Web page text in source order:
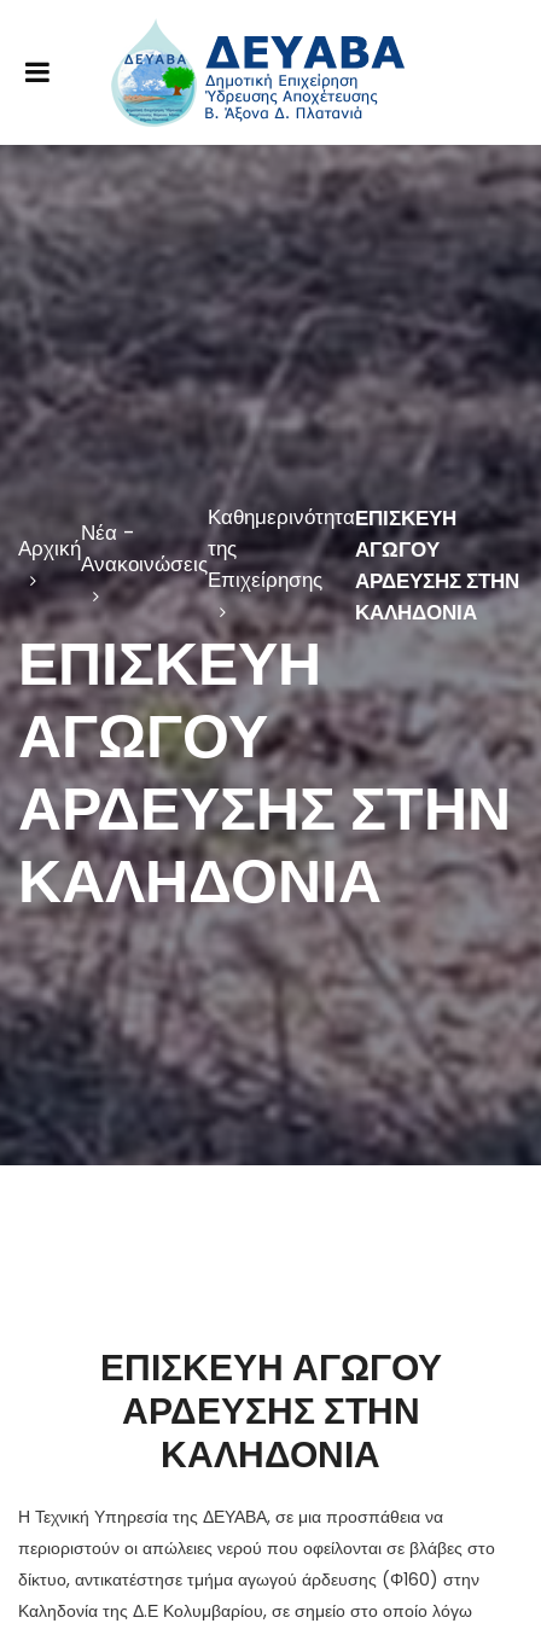
Αρχική
Νέα -
Ανακοινώσεις
Καθημερινότητα
της
Επιχείρησης
ΕΠΙΣΚΕΥΗ
ΑΓΩΓΟΥ
ΑΡΔΕΥΣΗΣ ΣΤΗΝ
ΚΑΛΗΔΟΝΙΑ
ΕΠΙΣΚΕΥΗ
ΑΓΩΓΟΥ
ΑΡΔΕΥΣΗΣ ΣΤΗΝ
ΚΑΛΗΔΟΝΙΑ
ΕΠΙΣΚΕΥΗ ΑΓΩΓΟΥ
ΑΡΔΕΥΣΗΣ ΣΤΗΝ
ΚΑΛΗΔΟΝΙΑ
Η Τεχνική Υπηρεσία της ΔΕΥΑΒΑ, σε μια προσπάθεια να
περιοριστούν οι απώλειες νερού που οφείλονται σε βλάβες στο
δίκτυο, αντικατέστησε τμήμα αγωγού άρδευσης (Φ160) στην
Καληδονία της Δ.Ε Κολυμβαρίου, σε σημείο στο οποίο λόγω